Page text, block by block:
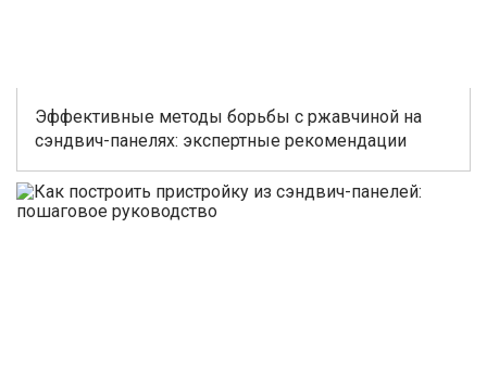
Эффективные методы борьбы с ржавчиной на
сэндвич-панелях: экспертные рекомендации